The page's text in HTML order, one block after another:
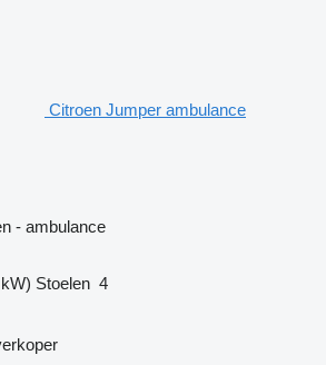
Citroen Jumper ambulance
- ambulance
Stoelen 4